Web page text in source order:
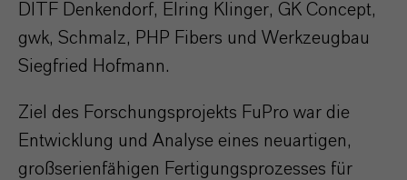
DITF Denkendorf, Elring Klinger, GK Concept,
gwk, Schmalz, PHP Fibers und Werkzeugbau
Siegfried Hofmann.
Ziel des Forschungsprojekts FuPro war die
Entwicklung und Analyse eines neuartigen,
großserienfähigen Fertigungsprozesses für